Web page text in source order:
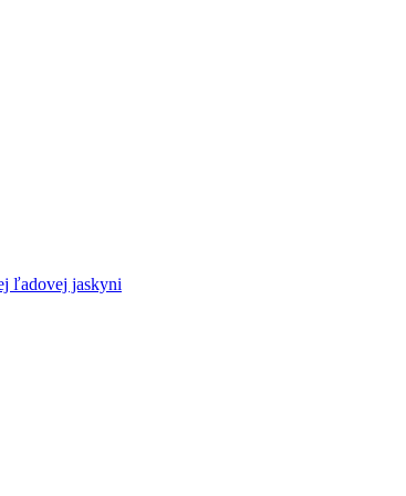
ľadovej jaskyni